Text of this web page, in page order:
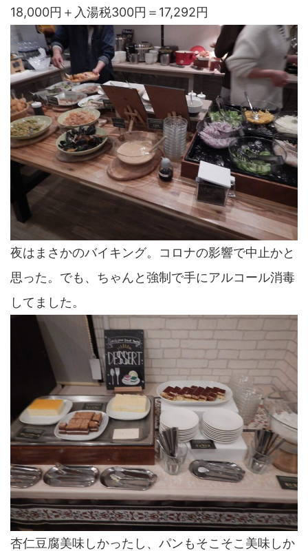
18,000円＋入湯税300円＝17,292円
夜はまさかのバイキング。コロナの影響で中止かと
思った。でも、ちゃんと強制で手にアルコール消毒
してました。
杏仁豆腐美味しかったし、パンもそこそこ美味しか